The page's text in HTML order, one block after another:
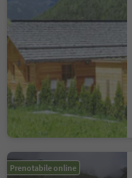
Prenotabile online